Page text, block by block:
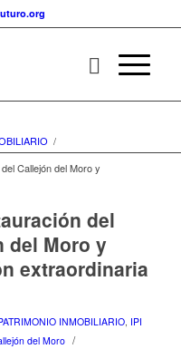
/
Callejón del Moro y
del
del Moro y
extraordinaria
INMOBILIARIO, IPI
del Moro /